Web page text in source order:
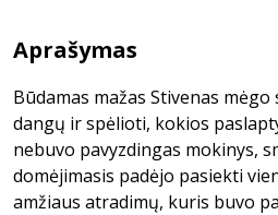
Aprašymas
Būdamas mažas Stivenas
dangų ir spėlioti, kokios
nebuvo pavyzdingas mokinys,
domėjimasis padėjo pasiekti
amžiaus atradimų, kuris buvo